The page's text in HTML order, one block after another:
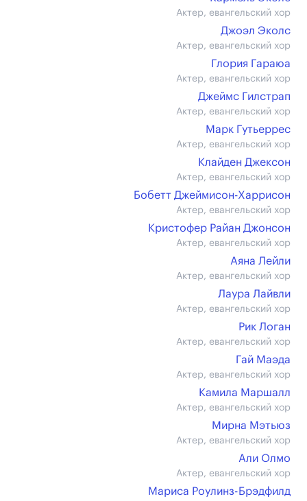
Актер, евангельский хор
Джоэл Эколс
Актер, евангельский хор
Глория Гараюа
Актер, евангельский хор
Джеймс Гилстрап
Актер, евангельский хор
Марк Гутьеррес
Актер, евангельский хор
Клайден Джексон
Актер, евангельский хор
Бобетт Джеймисон-Харрисон
Актер, евангельский хор
Кристофер Райан Джонсон
Актер, евангельский хор
Аяна Лейли
Актер, евангельский хор
Лаура Лайвли
Актер, евангельский хор
Рик Логан
Актер, евангельский хор
Гай Маэда
Актер, евангельский хор
Камила Маршалл
Актер, евангельский хор
Мирна Мэтьюз
Актер, евангельский хор
Али Олмо
Актер, евангельский хор
Мариса Роулинз-Брэдфилд